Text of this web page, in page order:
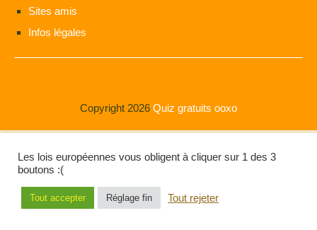
Sites amis
Infos légales
Copyright 2026 Quiz gratuits ooxo
Les lois européennes vous obligent à cliquer sur 1 des 3
boutons :(
Tout accepter Réglage fin Tout rejeter